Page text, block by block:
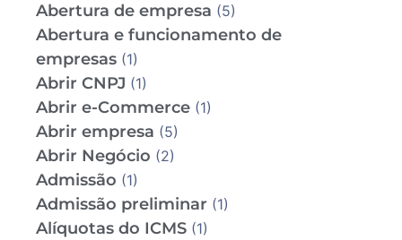
Abertura de empresa (5)
Abertura e funcionamento de
empresas (1)
Abrir CNPJ (1)
Abrir e-Commerce (1)
Abrir empresa (5)
Abrir Negócio (2)
Admissão (1)
Admissão preliminar (1)
Alíquotas do ICMS (1)